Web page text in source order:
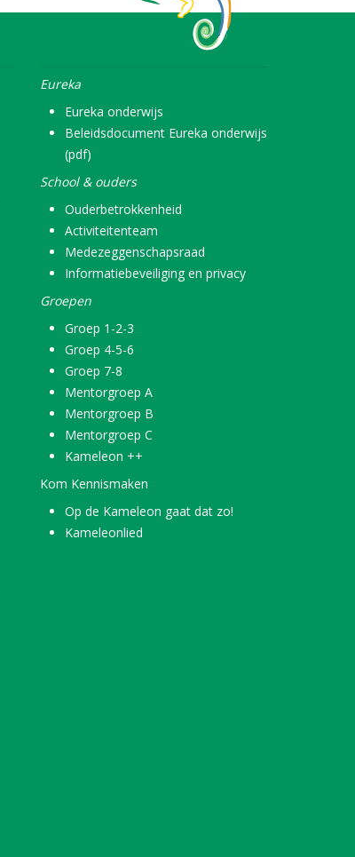
Eureka
Eureka onderwijs
Beleidsdocument Eureka onderwijs
(pdf)
School & ouders
Ouderbetrokkenheid
Activiteitenteam
Medezeggenschapsraad
Informatiebeveiliging en privacy
Groepen
Groep 1-2-3
Groep 4-5-6
Groep 7-8
Mentorgroep A
Mentorgroep B
Mentorgroep C
Kameleon ++
Kom Kennismaken
Op de Kameleon gaat dat zo!
Kameleonlied